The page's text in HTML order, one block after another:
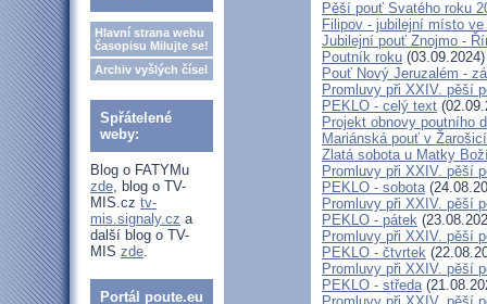
Hlavní strana webu
časopisu Milujte se!
Archiv vyšlých čísel
Spřátelené
weby:
Blog o FATYMu
zde, blog o TV-
MIS.cz tv-
mis.signaly.cz a
další blog o TV-
MIS zde.
Portál poute.eu
Pěší pouť Svatého roku
Filipov - jubilejní místo
Jubilejní pouť Znojmo -
Poutník roku (03.09.2024)
Pouť Nový Jeruzalém -
Promluvy při XXIV. pěší
PEKLO - celý text
Projekt obnovy poutního
Mariánská pouť v
Zlatá sobota u Matky
Promluvy při XXIV. pěší
PEKLO - sobota
Promluvy při XXIV. pěší
PEKLO - pátek
Promluvy při XXIV. pěší
PEKLO - čtvrtek
Promluvy při XXIV. pěší
PEKLO - středa